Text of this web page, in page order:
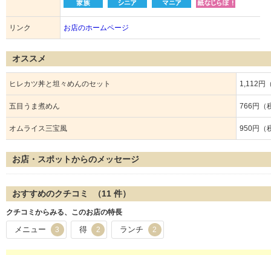
リンク お店のホームページ
オススメ
ヒレカツ丼と坦々めんのセット 1,112円
五目うま煮めん 766円（
オムライス三宝風 950円（
お店・スポットからのメッセージ
おすすめのクチコミ （11 件）
クチコミからみる、このお店の特長
メニュー 3 得 2 ランチ 2